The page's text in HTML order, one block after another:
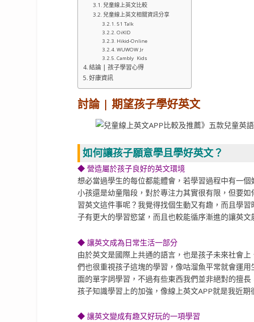
兒童線上英文比較
兒童線上英文相關資訊分享
51 Talk
OiKID
Hikid-Online
WUWOW Jr
Cambly Kids
結論 | 孩子學習心得
好康資訊
討論 | 期望孩子學好英文
如何讓孩子願意學且學好英文？
◆ 營造屬於孩子良好的英文環境
想必當過學生的每位都能體會，若學習過程中有一
小孩還是幼童階段，對於專注力其實很有限，但要
習英文這件事呢？我覺得找個生動又有趣，而且學
子有更大的學習慾望，而且也較能循序漸進的讓英文
◆ 讓英文成為日常生活一部分
由於英文是國際上共通的語言，也是孩子未來社會
們也很重視孩子這塊的學習，像咕溜魚平常就會運
面的單字詞學習，不過有些東西我們並非絕對的擅
孩子知識學習上的加強，像線上英文APP就是我近期
◆ 讓英文變成有趣又好玩的一項學習